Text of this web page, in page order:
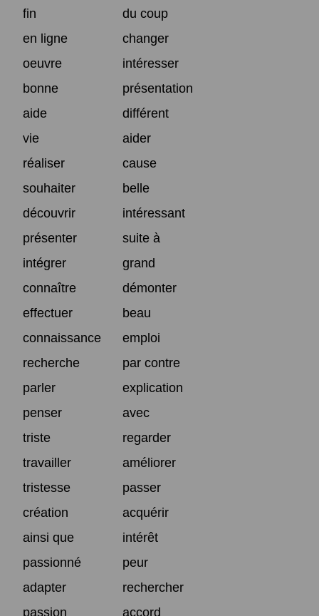
fin
du coup
en ligne
changer
oeuvre
intéresser
bonne
présentation
aide
différent
vie
aider
réaliser
cause
souhaiter
belle
découvrir
intéressant
présenter
suite à
intégrer
grand
connaître
démonter
effectuer
beau
connaissance
emploi
recherche
par contre
parler
explication
penser
avec
triste
regarder
travailler
améliorer
tristesse
passer
création
acquérir
ainsi que
intérêt
passionné
peur
adapter
rechercher
passion
accord